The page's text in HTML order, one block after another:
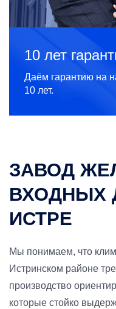
10 лет
Даём гарантию на
10 лет.
ЗАВОД
ВХОДНЫХ
ИСТРЕ
Мы понимаем, что
Истринском районе
производство
которые стойко